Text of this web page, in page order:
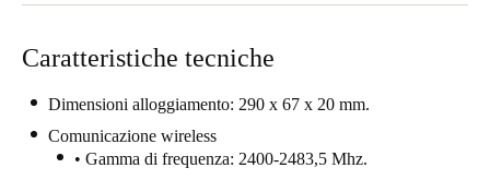
Belgium
Caratteristiche tecniche
Dimensioni alloggiamento: 290 x 67 x 20 mm.
Comunicazione wireless
• Gamma di frequenza: 2400-2483,5 Mhz.